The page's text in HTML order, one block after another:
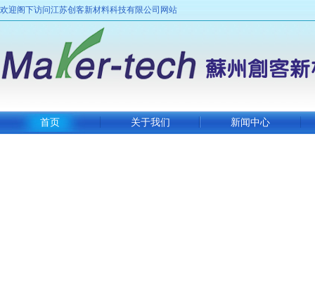
欢迎阁下访问江苏创客新材料科技有限公司网站
首页 关于我们 新闻中心